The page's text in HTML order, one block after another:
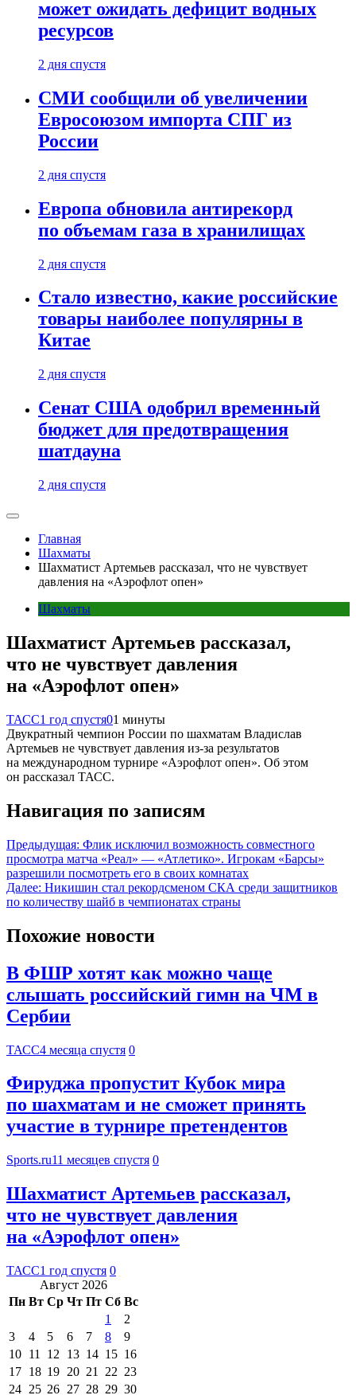
может ожидать дефицит водных
ресурсов
2 дня спустя
СМИ сообщили об увеличении
Евросоюзом импорта СПГ из
России
2 дня спустя
Европа обновила антирекорд
по объемам газа в хранилищах
2 дня спустя
Стало известно, какие российские
товары наиболее популярны в
Китае
2 дня спустя
Сенат США одобрил временный
бюджет для предотвращения
шатдауна
2 дня спустя
Главная
Шахматы
Шахматист Артемьев рассказал, что не чувствует
давления на «Аэрофлот опен»
Шахматы
Шахматист Артемьев рассказал,
что не чувствует давления
на «Аэрофлот опен»
ТАСС1 год спустя01 минуты
Двукратный чемпион России по шахматам Владислав
Артемьев не чувствует давления из-за результатов
на международном турнире «Аэрофлот опен». Об этом
он рассказал ТАСС.
Навигация по записям
Предыдущая: Флик исключил возможность совместного
просмотра матча «Реал» — «Атлетико». Игрокам «Барсы»
разрешили посмотреть его в своих комнатах
Далее: Никишин стал рекордсменом СКА среди защитников
по количеству шайб в чемпионатах страны
Похожие новости
В ФШР хотят как можно чаще
слышать российский гимн на ЧМ в
Сербии
ТАСС4 месяца спустя 0
Фируджа пропустит Кубок мира
по шахматам и не сможет принять
участие в турнире претендентов
Sports.ru11 месяцев спустя 0
Шахматист Артемьев рассказал,
что не чувствует давления
на «Аэрофлот опен»
ТАСС1 год спустя 0
Август 2026
Пн Вт Ср Чт Пт Сб Вс
1
2
3
4 5 6 7 8
9
10 11 12 13 14 15 16
17 18 19 20 21 22 23
24 25 26 27 28 29 30